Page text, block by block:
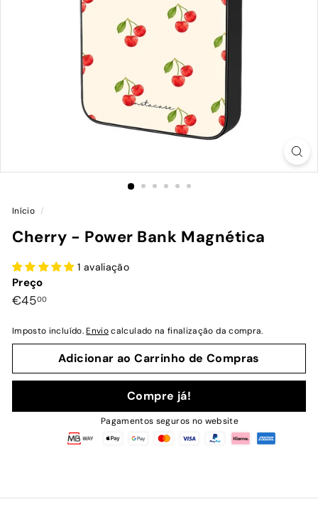
Início /
Cherry - Power Bank Magnética
1 avaliação
Preço
Preço
€4500€45,00
Imposto incluído.Enviocalculado na finalização da compra.
Adicionar ao Carrinho de Compras
Compre já!
Pagamentos seguros no website